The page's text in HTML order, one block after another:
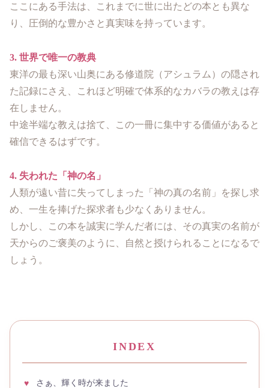
ここにある手法は、これまでに世に出たどの本とも異な
り、圧倒的な豊かさと真実味を持っています。
3. 世界で唯一の教典
東洋の最も深い山奥にある修道院（アシュラム）の隠され
た記録にさえ、これほど明確で体系的なカバラの教えは存
在しません。
中途半端な教えは捨て、この一冊に集中する価値があると
確信できるはずです。
4. 失われた「神の名」
人類が遠い昔に失ってしまった「神の真の名前」を探し求
め、一生を捧げた探求者も少なくありません。
しかし、この本を誠実に学んだ者には、その真実の名前が
天からのご褒美のように、自然と授けられることになるで
しょう。
INDEX
さぁ、輝く時が来ました